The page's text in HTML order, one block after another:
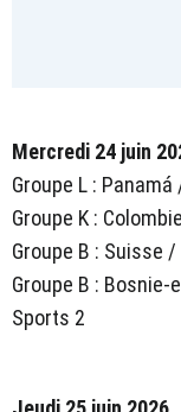
Mercredi 24 juin
Groupe L :
Groupe K :
Groupe B : Suisse
Groupe B :
Sports 2